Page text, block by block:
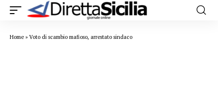
Home » Voto di scambio mafioso, arrestato sindaco